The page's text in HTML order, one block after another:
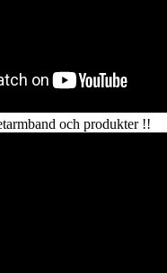
och produkter !!